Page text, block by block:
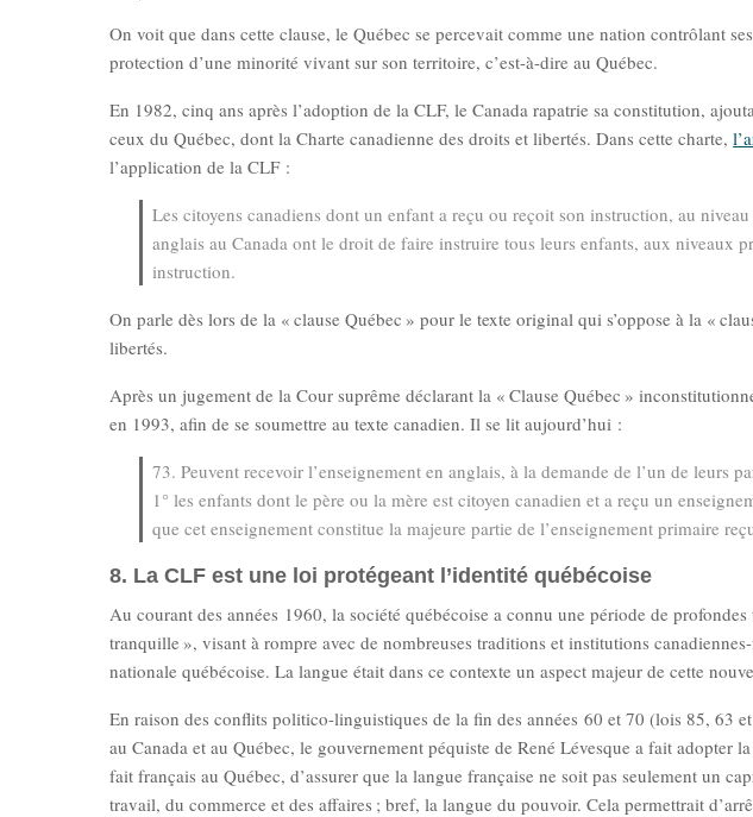
On voit que dans cette clause, le Québec se percevait comme une nation contrôlant
protection d’une minorité vivant sur son territoire, c’est-à-dire au Québec.
En 1982, cinq ans après l’adoption de la CLF, le Canada rapatrie sa constitution,
ceux du Québec, dont la Charte canadienne des droits et libertés. Dans cette charte,
l’application de la CLF :
Les citoyens canadiens dont un enfant a reçu ou reçoit son instruction, au
anglais au Canada ont le droit de faire instruire tous leurs enfants, aux niveaux
instruction.
On parle dès lors de la « clause Québec » pour le texte original qui s’oppose à la «
libertés.
Après un jugement de la Cour suprême déclarant la « Clause Québec »
en 1993, afin de se soumettre au texte canadien. Il se lit aujourd’hui :
73. Peuvent recevoir l’enseignement en anglais, à la demande de l’un de leurs
1° les enfants dont le père ou la mère est citoyen canadien et a reçu un
que cet enseignement constitue la majeure partie de l’enseignement primaire
8. La CLF est une loi protégeant l’identité québécoise
Au courant des années 1960, la société québécoise a connu une période de
tranquille », visant à rompre avec de nombreuses traditions et institutions
nationale québécoise. La langue était dans ce contexte un aspect majeur de cette
En raison des conflits politico-linguistiques de la fin des années 60 et 70 (lois 85, 63
au Canada et au Québec, le gouvernement péquiste de René Lévesque a fait adopter
fait français au Québec, d’assurer que la langue française ne soit pas seulement un
travail, du commerce et des affaires ; bref, la langue du pouvoir. Cela permettrait